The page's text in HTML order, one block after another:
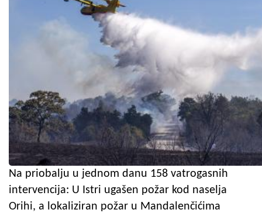
Na priobalju u jednom danu 158 vatrogasnih
intervencija: U Istri ugašen požar kod naselja
Orihi, a lokaliziran požar u Mandalenčićima